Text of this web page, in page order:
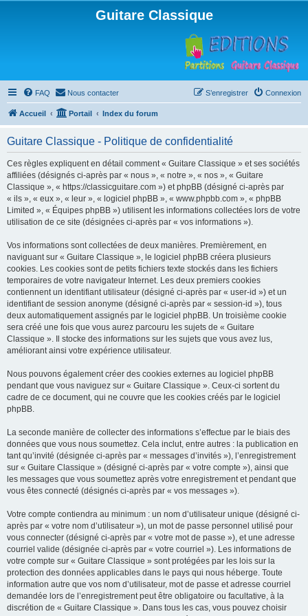
Guitare Classique
FAQ Nous contacter Connexion
S’enregistrer
Accueil Portail Index du forum
Guitare Classique - Politique de confidentialité
Ces règles expliquent en détail comment « Guitare Classique » et ses sociétés
affiliées (désignés ci-après par « nous », « notre », « nos », « Guitare
Classique », « https://classicguitare.com ») et phpBB (désigné ci-après par
« ils », « eux », « leur », « logiciel phpBB », « www.phpbb.com », « phpBB
Limited », « Équipes phpBB ») utilisent les informations collectées lors de votre
utilisation de ce site (désignées ci-après par « vos informations »).
Vos informations sont collectées de deux manières. Premièrement, en
naviguant sur « Guitare Classique », le logiciel phpBB créera plusieurs
cookies. Les cookies sont de petits fichiers texte stockés dans les fichiers
temporaires de votre navigateur Internet. Les deux premiers cookies
contiennent un identifiant utilisateur (désigné ci-après par « user-id ») et un
identifiant de session anonyme (désigné ci-après par « session-id »), tous
deux automatiquement assignés par le logiciel phpBB. Un troisième cookie
sera créé une fois que vous aurez parcouru les sujets de « Guitare
Classique ». Il stocke des informations sur les sujets que vous avez lus,
améliorant ainsi votre expérience utilisateur.
Nous pouvons également créer des cookies externes au logiciel phpBB
pendant que vous naviguez sur « Guitare Classique ». Ceux-ci sortent du
cadre de ce document, qui ne couvre que les cookies créés par le logiciel
phpBB.
La seconde manière de collecter des informations s’effectue par le biais des
données que vous nous soumettez. Cela inclut, entre autres : la publication en
tant qu’invité (désignée ci-après par « messages d’invités »), l’enregistrement
sur « Guitare Classique » (désigné ci-après par « votre compte »), ainsi que
les messages que vous soumettez après votre enregistrement et pendant que
vous êtes connecté (désignés ci-après par « vos messages »).
Votre compte contiendra au minimum : un nom d’utilisateur unique (désigné ci-
après par « votre nom d’utilisateur »), un mot de passe personnel utilisé pour
vous connecter (désigné ci-après par « votre mot de passe »), et une adresse
courriel valide (désignée ci-après par « votre courriel »). Les informations de
votre compte sur « Guitare Classique » sont protégées par les lois sur la
protection des données applicables dans le pays qui nous héberge. Toute
information autre que vos nom d’utilisateur, mot de passe et adresse courriel
demandée lors de l’enregistrement peut être obligatoire ou facultative, à la
discrétion de « Guitare Classique ». Dans tous les cas, vous pouvez choisir